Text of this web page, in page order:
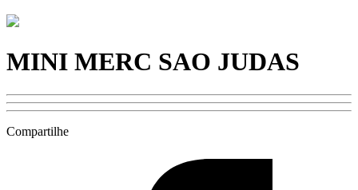
MINI MERC SAO JUDAS
Compartilhe